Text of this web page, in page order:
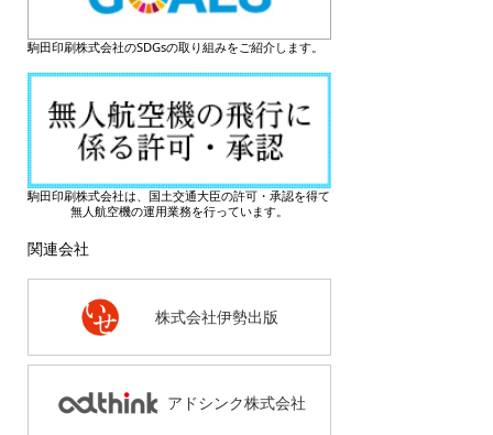
駒田印刷株式会社のSDGsの取り組みをご紹介します。
駒田印刷株式会社は、国土交通大臣の許可・承認を得て
無人航空機の運用業務を行っています。
関連会社
株式会社伊勢出版
アドシンク株式会社